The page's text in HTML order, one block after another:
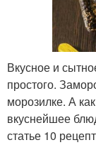
Вкусное и
простого.
морозилке. А
вкуснейшее
статье 10